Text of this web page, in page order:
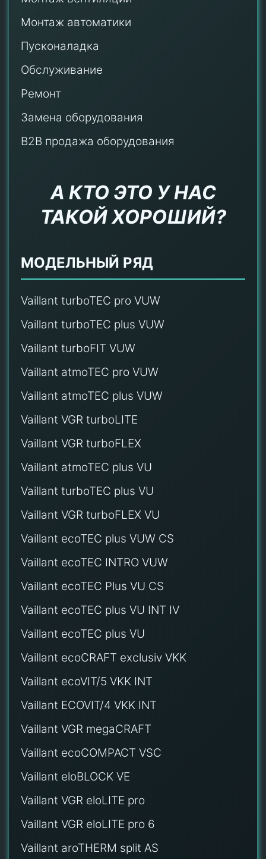
Монтаж автоматики
Пусконаладка
Обслуживание
Ремонт
Замена оборудования
B2B продажа оборудования
А КТО ЭТО У НАС
ТАКОЙ ХОРОШИЙ?
МОДЕЛЬНЫЙ РЯД
Vaillant turboTEC pro VUW
Vaillant turboTEC plus VUW
Vaillant turboFIT VUW
Vaillant atmoTEC pro VUW
Vaillant atmoTEC plus VUW
Vaillant VGR turboLITE
Vaillant VGR turboFLEX
Vaillant atmoTEC plus VU
Vaillant turboTEC plus VU
Vaillant VGR turboFLEX VU
Vaillant ecoTEC plus VUW CS
Vaillant ecoTEC INTRO VUW
Vaillant ecoTEC Plus VU CS
Vaillant ecoTEC plus VU INT IV
Vaillant ecoTEC plus VU
Vaillant ecoCRAFT exclusiv VKK
Vaillant ecoVIT/5 VKK INT
Vaillant ECOVIT/4 VKK INT
Vaillant VGR megaCRAFT
Vaillant ecoCOMPACT VSC
Vaillant eloBLOCK VE
Vaillant VGR eloLITE pro
Vaillant VGR eloLITE pro 6
Vaillant aroTHERM split AS